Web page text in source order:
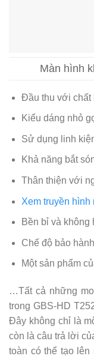
Màn hình
Đầu thu với chất
Kiểu dáng nhỏ
Sử dụng linh
Khả năng bắt
Thân thiện với
Xem truyền hình
Bền bỉ và không
Chế độ bảo
Một sản phẩm
…Tất cả những
trong GBS-HD
Đây không chỉ là
còn là câu trả lời
toàn có thể tạo